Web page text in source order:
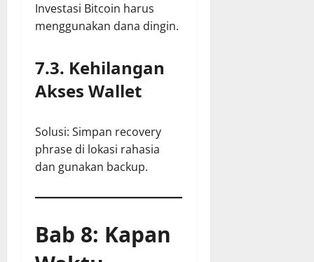
Investasi Bitcoin harus
menggunakan dana dingin.
7.3. Kehilangan
Akses Wallet
Solusi: Simpan recovery
phrase di lokasi rahasia
dan gunakan backup.
Bab 8: Kapan